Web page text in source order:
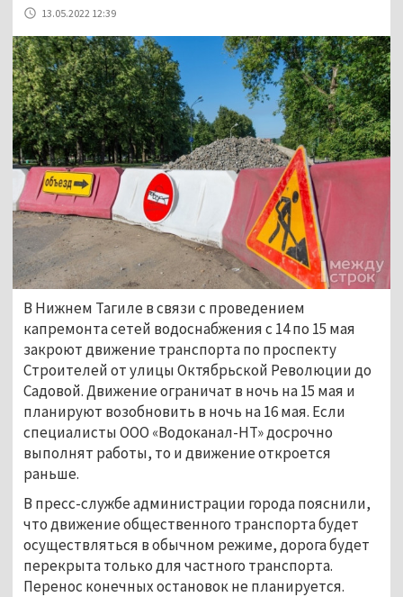
13.05.2022 12:39
В Нижнем Тагиле в связи с проведением
капремонта сетей водоснабжения с 14 по 15 мая
закроют движение транспорта по проспекту
Строителей от улицы Октябрьской Революции до
Садовой. Движение ограничат в ночь на 15 мая и
планируют возобновить в ночь на 16 мая. Если
специалисты ООО «Водоканал-НТ» досрочно
выполнят работы, то и движение откроется
раньше.
В пресс-службе администрации города пояснили,
что движение общественного транспорта будет
осуществляться в обычном режиме, дорога будет
перекрыта только для частного транспорта.
Перенос конечных остановок не планируется.